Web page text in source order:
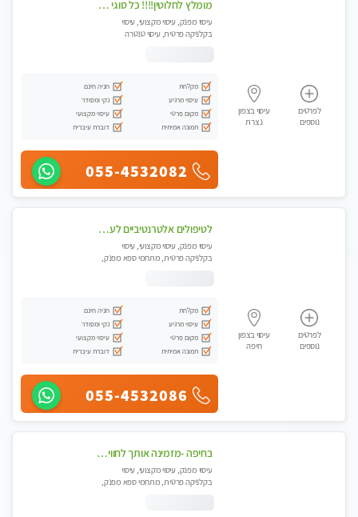
לפרטים
נוספים
עיסוי בצפון
נצרת
מומלץ לחלוטין!!!! כל סוגי העיסויים מעסה מקצועית ואיכותית פרטי!!!
עיסוי מפנק, עיסוי מקצועי, עיסוי
בקלניקה פרטית, עיסוי טנטרה
מקלחת
חניה חינם
עיסוי מרגיע
נקי ומסודר
מקום פרטי
עיסוי מקצועי
תמונה אמיתית
דוברת עיברית
055-4532082
לפרטים
נוספים
עיסוי בצפון
חיפה
לטיפולים אלטרנטיביים לעיסוי מרגיע ומפנק VIP-מומלץ לחלוטין! פרטי! ​​​​​​ Highly recommended-לקביעת תור נא להתקשר ....
עיסוי מפנק, עיסוי מקצועי, עיסוי
בקלניקה פרטית, מתחמי ספא מפנק,
מקלחת
חניה חינם
עיסוי מרגיע
נקי ומסודר
מקום פרטי
עיסוי מקצועי
תמונה אמיתית
דוברת עיברית
055-4532086
בחיפה -מזמינה אותך לחוויית עיסוי מפנקת בקליניקה פרטית מקצועי בלבד באווירה נעימה ושקטה- ללא מין !!!
עיסוי מפנק, עיסוי מקצועי, עיסוי
בקלניקה פרטית, מתחמי ספא מפנק,